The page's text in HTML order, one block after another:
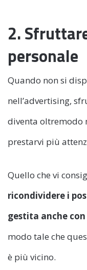
2.
personale
Quando non si
nell’advertising,
diventa oltremodo
prestarvi più
Quello che vi
ricondividere i
gestita anche
modo tale che
è più vicino.